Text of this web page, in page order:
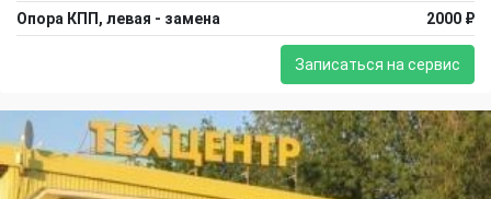
Опора КПП, левая - замена 2000 ₽
Записаться на сервис